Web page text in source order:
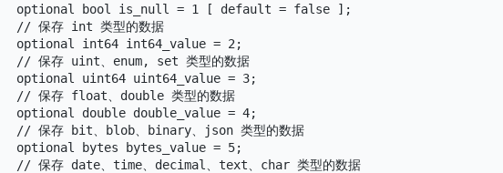
  optional bool is_null = 1 [ default = false ];
  // 保存 int 类型的数据
  optional int64 int64_value = 2;
  // 保存 uint、enum, set 类型的数据
  optional uint64 uint64_value = 3;
  // 保存 float、double 类型的数据
  optional double double_value = 4;
  // 保存 bit、blob、binary、json 类型的数据
  optional bytes bytes_value = 5;
  // 保存 date、time、decimal、text、char 类型的数据